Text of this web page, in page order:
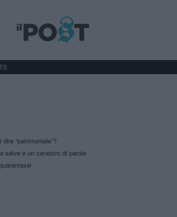
“patrimoniale”?
salve e un canestro di parole